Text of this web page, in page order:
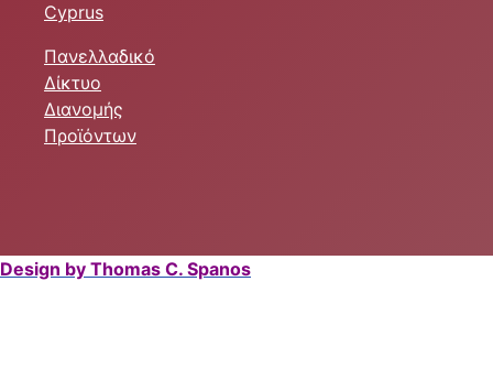
Cyprus
Πανελλαδικό
Δίκτυο
Διανομής
Προϊόντων
Design by Thomas C. Spanos